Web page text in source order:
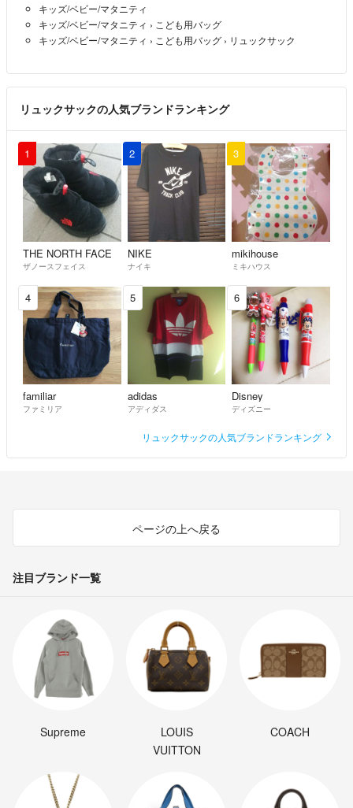
futura
tokyoindians
POLO RALPH LAUREN
aime leon dore
フラグメント
stussy
ゴアテックス
JJJJound
DSM
アディダス
palace
野村訓一
new balance
kith
ワコマリア
BAPE
Hoka One One
carharttwip
carhartt
カーハート
KAWS
キッズ/ベビー/マタニティ
キッズ/ベビー/マタニティ › こども用バッグ
キッズ/ベビー/マタニティ › こども用バッグ › リュックサック
リュックサックの人気ブランドランキング
1
THE NORTH FACE
ザノースフェイス
2
NIKE
ナイキ
3
mikihouse
ミキハウス
4
familiar
ファミリア
5
adidas
アディダス
6
Disney
ディズニー
リュックサックの人気ブランドランキング
ページの上へ戻る
注目ブランド一覧
Supreme
LOUIS
VUITTON
COACH